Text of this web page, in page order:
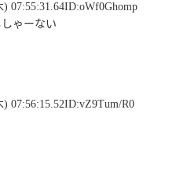
07:55:31.64ID:oWf0Ghomp
ゃーない
07:56:15.52ID:vZ9Tum/R0